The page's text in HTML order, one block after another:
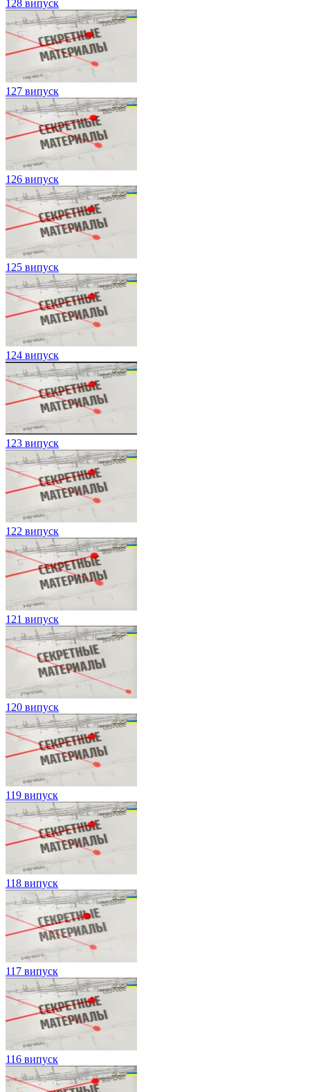
128 випуск
127 випуск
126 випуск
125 випуск
124 випуск
123 випуск
122 випуск
121 випуск
120 випуск
119 випуск
118 випуск
117 випуск
116 випуск